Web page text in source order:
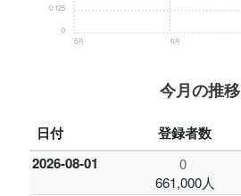
5月 6月
0
0.125
今月の推移
日付 登録者数
2026-08-01
0
661,000人